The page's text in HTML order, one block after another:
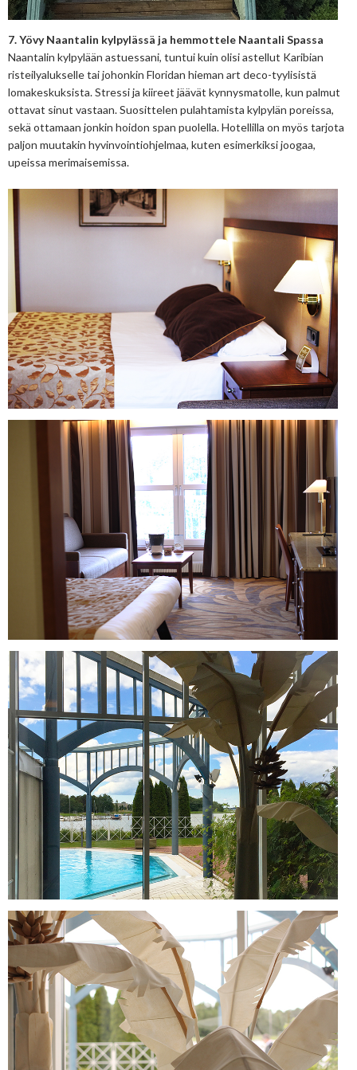
7. Yövy Naantalin kylpylässä ja hemmottele Naantali Spassa
Naantalin kylpylään astuessani, tuntui kuin olisi astellut Karibian
risteilyalukselle tai johonkin Floridan hieman art deco-tyylisistä
lomakeskuksista. Stressi ja kiireet jäävät kynnysmatolle, kun palmut
ottavat sinut vastaan. Suosittelen pulahtamista kylpylän poreissa,
sekä ottamaan jonkin hoidon span puolella. Hotellilla on myös tarjota
paljon muutakin hyvinvointiohjelmaa, kuten esimerkiksi joogaa,
upeissa merimaisemissa.